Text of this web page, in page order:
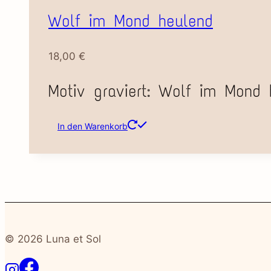
Wolf im Mond heulend
18,00 €
Motiv graviert: Wolf im Mond
In den Warenkorb
© 2026 Luna et Sol